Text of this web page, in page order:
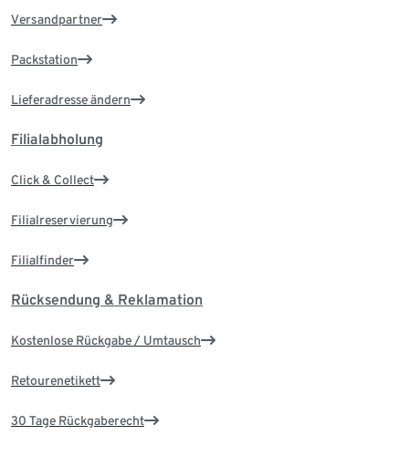
Versandpartner
Packstation
Lieferadresse ändern
Filialabholung
Click & Collect
Filialreservierung
Filialfinder
Rücksendung & Reklamation
Kostenlose Rückgabe / Umtausch
Retourenetikett
30 Tage Rückgaberecht